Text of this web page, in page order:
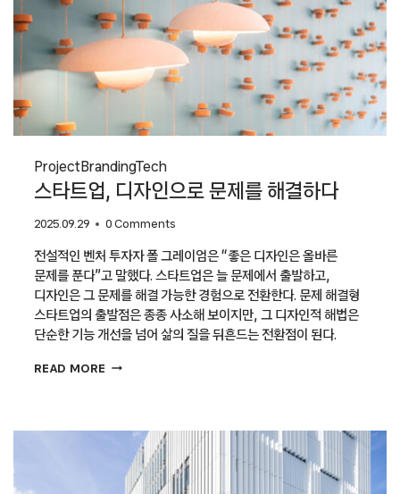
ProjectBrandingTech
스타트업, 디자인으로 문제를 해결하다
2025.09.29 0 Comments
전설적인 벤처 투자자 폴 그레이엄은 “좋은 디자인은 올바른
문제를 푼다”고 말했다. 스타트업은 늘 문제에서 출발하고,
디자인은 그 문제를 해결 가능한 경험으로 전환한다. 문제 해결형
스타트업의 출발점은 종종 사소해 보이지만, 그 디자인적 해법은
단순한 기능 개선을 넘어 삶의 질을 뒤흔드는 전환점이 된다.
READ MORE 스타트업,